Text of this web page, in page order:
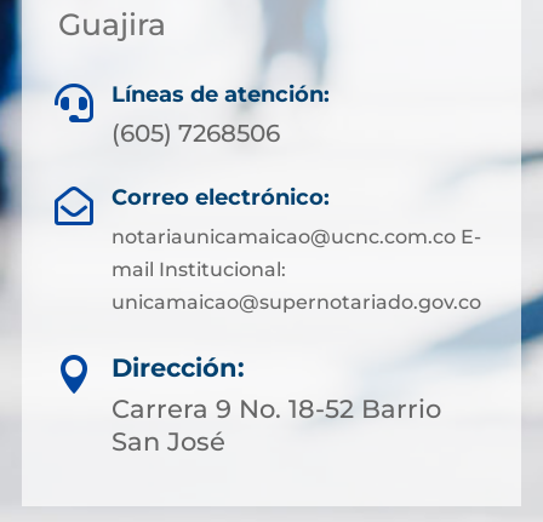
Guajira
 Líneas de atención:
(605) 7268506
 Correo electrónico:
notariaunicamaicao@ucnc.com.co E-
mail Institucional:
unicamaicao@supernotariado.gov.co

Dirección:
Carrera 9 No. 18-52 Barrio
San José